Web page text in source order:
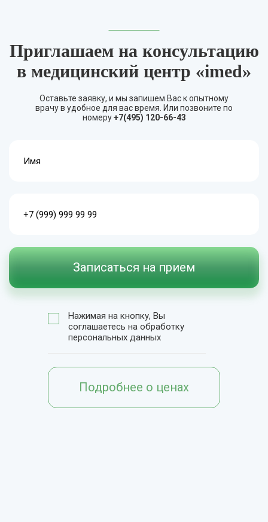
Приглашаем на консультацию
в медицинский центр «imed»
Оставьте заявку, и мы запишем Вас к опытному
врачу в удобное для вас время. Или позвоните по
номеру+7(495) 120-66-43
Записаться на прием
Нажимая на кнопку, Вы
соглашаетесь на обработку
персональных данных
Подробнее о ценах